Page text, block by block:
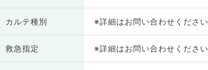
カルテ種別 ※詳細はお問い合わせください
救急指定 ※詳細はお問い合わせください